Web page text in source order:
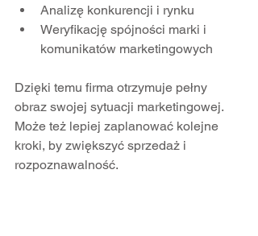
Analizę konkurencji i rynku
Weryfikację spójności marki i
komunikatów marketingowych
Dzięki temu firma otrzymuje pełny
obraz swojej sytuacji marketingowej.
Może też lepiej zaplanować kolejne
kroki, by zwiększyć sprzedaż i
rozpoznawalność.